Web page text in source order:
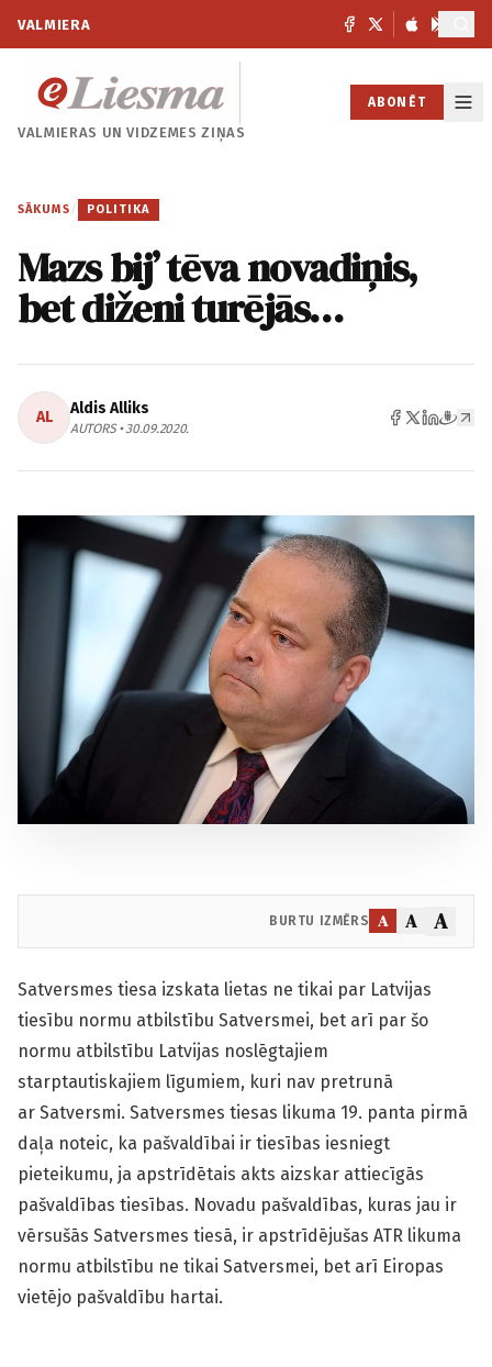
VALMIERA
VALMIERAS UNVIDZEMES ZIŅAS
ABONĒT
SĀKUMS / POLITIKA
Mazs bij’ tēva novadiņis,
bet diženi turējās…
AL Aldis Alliks
AUTORS • 30.09.2020.
BURTU IZMĒRS A A A
Satversmes tiesa izskata lietas ne tikai par Latvijas
tiesību normu atbilstību Satversmei, bet arī par šo
normu atbilstību Latvijas noslēgtajiem
starptautiskajiem līgumiem, kuri nav pretrunā
ar Satversmi. Satversmes tiesas likuma 19. panta pirmā
daļa noteic, ka pašvaldībai ir tiesības iesniegt
pieteikumu, ja apstrīdētais akts aizskar attiecīgās
pašvaldības tiesības. Novadu pašvaldības, kuras jau ir
vērsušās Satversmes tiesā, ir apstrīdējušas ATR likuma
normu atbilstību ne tikai Satversmei, bet arī Eiropas
vietējo pašvaldību hartai.